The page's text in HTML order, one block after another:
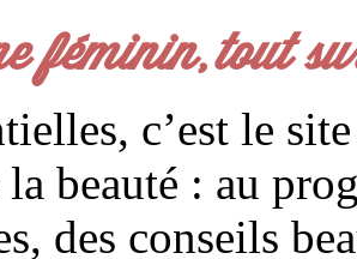
féminin, tout
c’est le
la beauté : au
des conseils